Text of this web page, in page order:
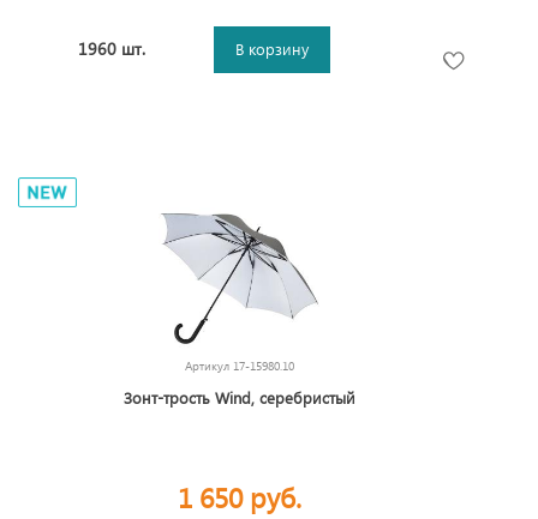
1960 шт. В корзину
Артикул 17-15980.10
Зонт-трость Wind, серебристый
1 650 руб.